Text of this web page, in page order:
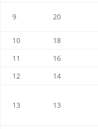
9 20
10 18
11
16
12
14
13 13